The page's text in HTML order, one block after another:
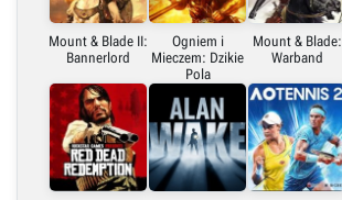
Link do grafiki pionowej
Mount & Blade II:
Bannerlord
Ogniem i
Mieczem: Dzikie
Pola
Mount & Blade:
Warband